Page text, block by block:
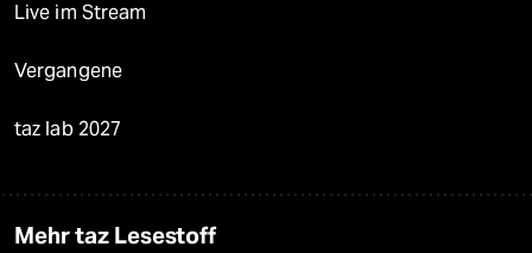
Live im Stream
Vergangene
taz lab 2027
Mehr taz Lesestoff